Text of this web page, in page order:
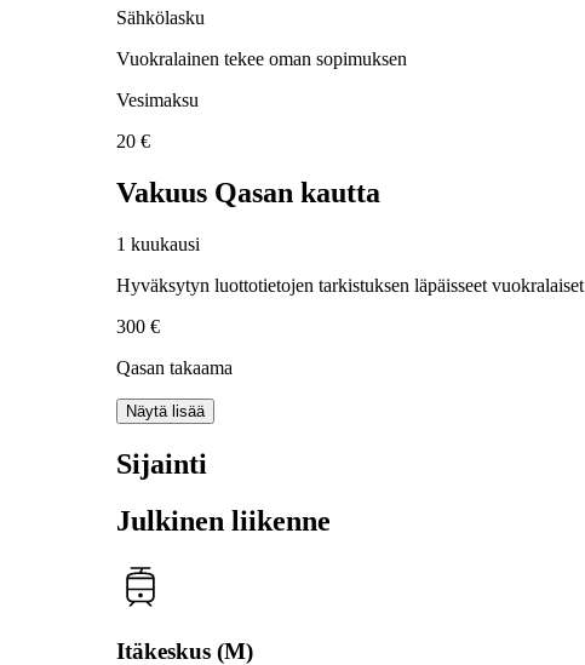
Sähkölasku
Vuokralainen tekee oman sopimuksen
Vesimaksu
20 €
Vakuus Qasan kautta
1 kuukausi
Hyväksytyn luottotietojen tarkistuksen läpäisseet vuokralaiset
300 €
Qasan takaama
Näytä lisää
Sijainti
Julkinen liikenne
Itäkeskus (M)